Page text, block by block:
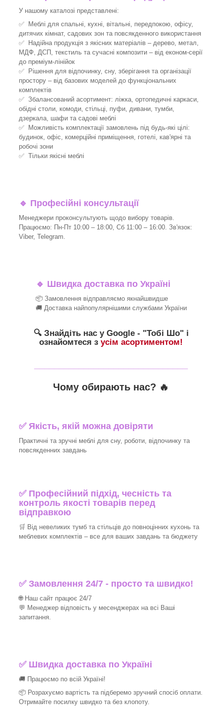
У нашому каталозі представлені:
✅ Меблі для спальні, кухні, вітальні, передпокою, офісу,
дитячих кімнат, садових зон та повсякденного використання
✅ Надійна продукція з якісних матеріалів – дерево, метал,
МДФ, ДСП, текстиль та сучасні композити – від економ-серії
до преміум-лінійок
✅ Рішення для відпочинку, сну, зберігання та організації
простору – від базових моделей до функціональних
комплектів
✅ Збалансований асортимент: ліжка, ортопедичні каркаси,
обідні столи, комоди, стільці, пуфи, дивани, тумби,
дзеркала, шафи та садові меблі
✅ Можливість комплектації замовлень під будь-які цілі:
будинок, офіс, комерційні приміщення, готелі, кав'ярні та
робочі зони
✅ Тільки якісні меблі
🔹 Професійні консультації
Менеджери проконсультують щодо вибору товарів.
Працюємо: Пн-Пт 10:00 – 18:00, Сб 11:00 – 16:00. Зв'язок:
Viber, Telegram.
🔹 Швидка доставка по Україні
📦 Замовлення відправляємо якнайшвидше
🚚 Доставка найпопулярнішими службами України
🔍 Знайдіть нас у Google - "Тобі Шо" і
ознайомтеся з усім асортиментом!
Чому обирають нас? 🔥
✅ Якість, якій можна довіряти
Практичні та зручні меблі для сну, роботи, відпочинку та
повсякденних завдань
✅ Професійний підхід, чесність та
контроль якості товарів перед
відправкою
🛒 Від невеликих тумб та стільців до повноцінних кухонь та
меблевих комплектів – все для ваших завдань та бюджету
✅ Замовлення 24/7 - просто та швидко!
🌐 Наш сайт працює 24/7
💬 Менеджер відповість у месенджерах на всі Ваші
запитання.
✅ Швидка доставка по Україні
🚚 Працюємо по всій Україні!
📦 Розрахуємо вартість та підберемо зручний спосіб оплати.
Отримайте посилку швидко та без клопоту.